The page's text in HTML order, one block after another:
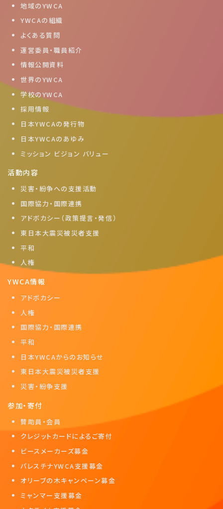
地域のYWCA
YWCAの組織
よくある質問
運営委員・職員紹介
情報公開資料
世界のYWCA
学校のYWCA
採用情報
日本YWCAの発行物
日本YWCAのあゆみ
ミッション ビジョン バリュー
活動内容
災害・紛争への支援活動
国際協力・国際連携
アドボカシー（政策提言・発信）
東日本大震災被災者支援
平和
人権
YWCA情報
アドボカシー
人権
国際協力・国際連携
平和
日本YWCAからのお知らせ
東日本大震災被災者支援
災害・紛争支援
参加・寄付
賛助員・会員
クレジットカードによるご寄付
ピースメーカーズ募金
パレスチナYWCA支援募金
オリーブの木キャンペーン募金
ミャンマー支援募金